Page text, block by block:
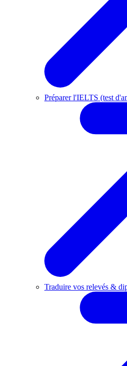
Préparer l'IELTS (test
Traduire vos relevés &